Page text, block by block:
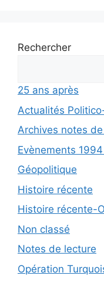
Rechercher
25 ans après
Actualités
Archives notes
Evènements
Géopolitique
Histoire récente
Histoire récente-
Non classé
Notes de lecture
Opération